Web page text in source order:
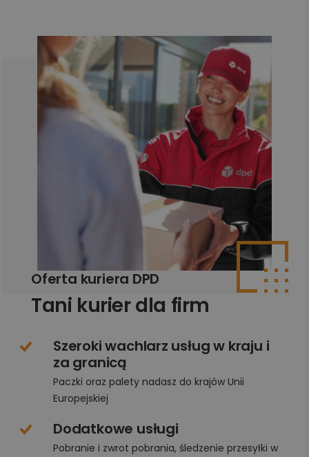
Oferta kuriera DPD
Tani kurier dla firm
Szeroki wachlarz usług w kraju i
za granicą
Paczki oraz palety nadasz do krajów Unii
Europejskiej
Dodatkowe usługi
Pobranie i zwrot pobrania, śledzenie przesyłki w